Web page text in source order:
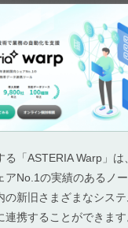
る「ASTERIA Warp」
アNo.1の実績のあるノ
の新旧さまざまなシス
連携することができま